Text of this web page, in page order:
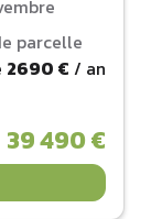
parcelle
2690 € / an
39 490 €